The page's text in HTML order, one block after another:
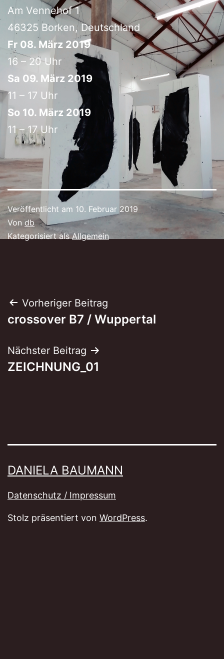
Am Vennehof 1
46325 Borken, Deutschland
Fr 08. März 2019
16 – 20 Uhr
Sa 09. März 2019
11 – 17 Uhr
So 10. März 2019
11 – 17 Uhr
Veröffentlicht am 10. Februar 2019
Von db
Kategorisiert alsAllgemein
Beitragsnavigation
Vorheriger Beitrag
crossover B7 / Wuppertal
Nächster Beitrag
ZEICHNUNG_01
DANIELA BAUMANN
Datenschutz / Impressum
Stolz präsentiert von WordPress.